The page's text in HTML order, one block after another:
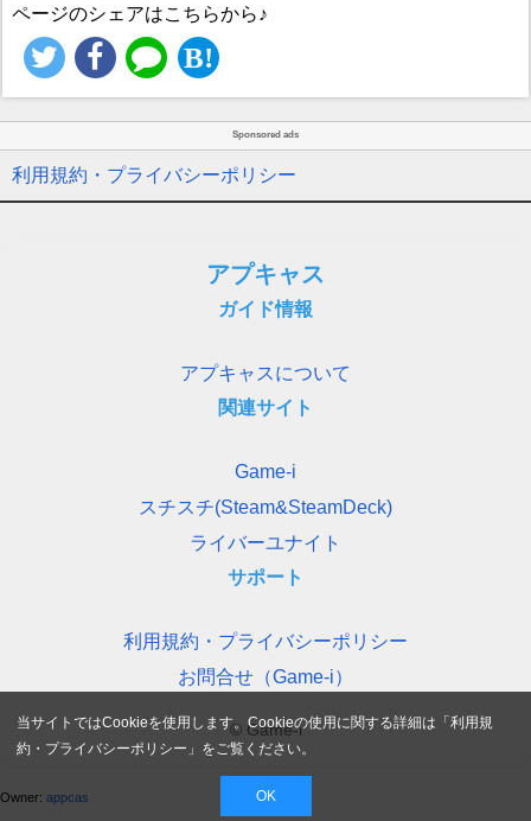
ページのシェアはこちらから♪
Sponsored ads
利用規約・プライバシーポリシー
アプキャス
ガイド情報
アプキャスについて
関連サイト
Game-i
スチスチ(Steam&SteamDeck)
ライバーユナイト
サポート
利用規約・プライバシーポリシー
お問合せ（Game-i）
© Game-i
Owner: appcas
当サイトではCookieを使用します。Cookieの使用に関する詳細は「利用規
約・プライバシーポリシー 」をご覧ください。
OK